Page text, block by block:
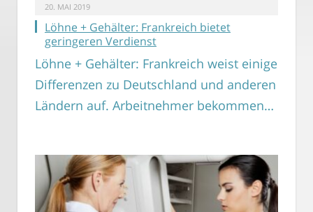
20. MAI 2019
Löhne + Gehälter: Frankreich bietet
geringeren Verdienst
Löhne + Gehälter: Frankreich weist einige
Differenzen zu Deutschland und anderen
Ländern auf. Arbeitnehmer bekommen…